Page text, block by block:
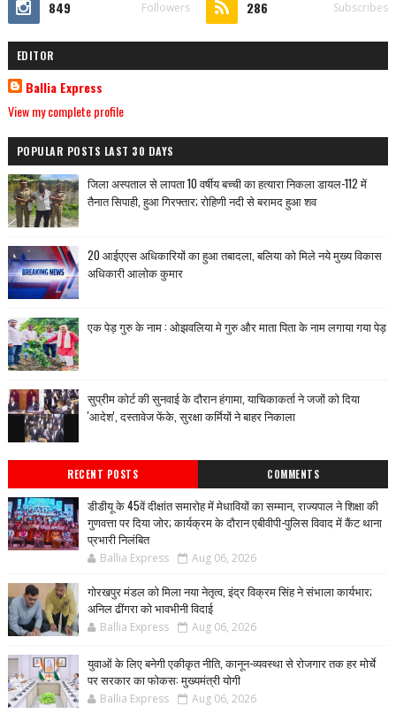
849 Followers 286 Subscribes
EDITOR
Ballia Express
View my complete profile
POPULAR POSTS LAST 30 DAYS
जिला अस्पताल से लापता 10 वर्षीय बच्ची का हत्यारा निकला डायल-112 में
तैनात सिपाही, हुआ गिरफ्तार; रोहिणी नदी से बरामद हुआ शव
20 आईएएस अधिकारियों का हुआ तबादला, बलिया को मिले नये मुख्य विकास
अधिकारी आलोक कुमार
एक पेड़ गुरु के नाम : ओझवलिया मे गुरु और माता पिता के नाम लगाया गया पेड़
सुप्रीम कोर्ट की सुनवाई के दौरान हंगामा, याचिकाकर्ता ने जजों को दिया
'आदेश', दस्तावेज फेंके, सुरक्षा कर्मियों ने बाहर निकाला
RECENT POSTS COMMENTS
डीडीयू के 45वें दीक्षांत समारोह में मेधावियों का सम्मान, राज्यपाल ने शिक्षा की
गुणवत्ता पर दिया जोर; कार्यक्रम के दौरान एबीवीपी-पुलिस विवाद में कैंट थाना
प्रभारी निलंबित
Ballia Express Aug 06, 2026
गोरखपुर मंडल को मिला नया नेतृत्व, इंद्र विक्रम सिंह ने संभाला कार्यभार;
अनिल ढींगरा को भावभीनी विदाई
Ballia Express Aug 06, 2026
युवाओं के लिए बनेगी एकीकृत नीति, कानून-व्यवस्था से रोजगार तक हर मोर्चे
पर सरकार का फोकस: मुख्यमंत्री योगी
Ballia Express Aug 06, 2026